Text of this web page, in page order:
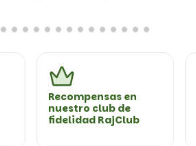
Recompensas en
nuestro club de
fidelidad RajClub